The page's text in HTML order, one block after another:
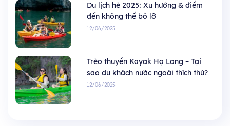
Du lịch hè 2025: Xu hướng & điểm
đến không thể bỏ lỡ
12/06/2025
Trèo thuyền Kayak Hạ Long – Tại
sao du khách nước ngoài thích thú?
12/06/2025